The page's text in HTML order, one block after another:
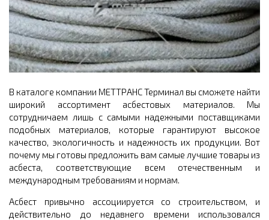
В каталоге компании МЕТТРАНС Терминал вы сможете найти
широкий ассортимент асбестовых материалов. Мы
сотрудничаем лишь с самыми надежными поставщиками
подобных материалов, которые гарантируют высокое
качество, экологичность и надежность их продукции. Вот
почему мы готовы предложить вам самые лучшие товары из
асбеста, соответствующие всем отечественным и
международным требованиям и нормам.
Асбест привычно ассоциируется со строительством, и
действительно до недавнего времени использовался